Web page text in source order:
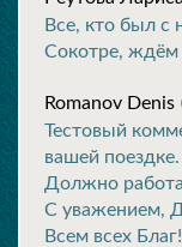
Все, кто был с
Сокотре, ждём
Romanov Denis
Тестовый
вашей поездке.
Должно
С уважением,
Всем всех Благ!